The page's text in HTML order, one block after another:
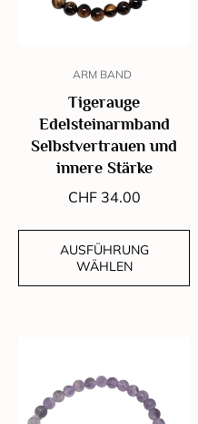
ARM BAND
Tigerauge
Edelsteinarmband
Selbstvertrauen und
innere Stärke
CHF34.00
AUSFÜHRUNG
WÄHLEN